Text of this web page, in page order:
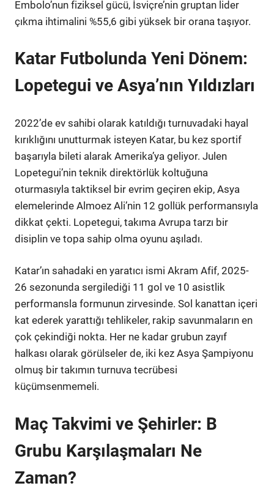
Embolo’nun fiziksel gücü, İsviçre’nin gruptan lider
çıkma ihtimalini %55,6 gibi yüksek bir orana taşıyor.
Katar Futbolunda Yeni Dönem:
Lopetegui ve Asya’nın Yıldızları
2022’de ev sahibi olarak katıldığı turnuvadaki hayal
kırıklığını unutturmak isteyen Katar, bu kez sportif
başarıyla bileti alarak Amerika’ya geliyor. Julen
Lopetegui’nin teknik direktörlük koltuğuna
oturmasıyla taktiksel bir evrim geçiren ekip, Asya
elemelerinde Almoez Ali’nin 12 gollük performansıyla
dikkat çekti. Lopetegui, takıma Avrupa tarzı bir
disiplin ve topa sahip olma oyunu aşıladı.
Katar’ın sahadaki en yaratıcı ismi Akram Afif, 2025-
26 sezonunda sergilediği 11 gol ve 10 asistlik
performansla formunun zirvesinde. Sol kanattan içeri
kat ederek yarattığı tehlikeler, rakip savunmaların en
çok çekindiği nokta. Her ne kadar grubun zayıf
halkası olarak görülseler de, iki kez Asya Şampiyonu
olmuş bir takımın turnuva tecrübesi
küçümsenmemeli.
Maç Takvimi ve Şehirler: B
Grubu Karşılaşmaları Ne
Zaman?